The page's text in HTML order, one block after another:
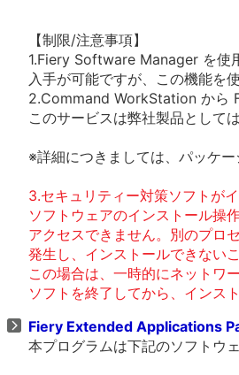
【制限/注意事項】
1.Fiery Software Manager を
入手が可能ですが、この機能を
2.Command WorkStation から
このサービスは弊社製品として
※詳細につきましては、パッケ
3.セキュリティー対策ソフトが
ソフトウェアのインストール操
アクセスできません。別のプロ
発生し、インストールできない
この場合は、一時的にネットワ
ソフトを終了してから、インス
Fiery Extended Applications
本プログラムは下記のソフトウ